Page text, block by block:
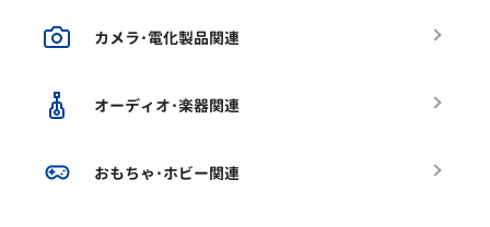
カメラ･電化製品関連
オーディオ･楽器関連
おもちゃ･ホビー関連